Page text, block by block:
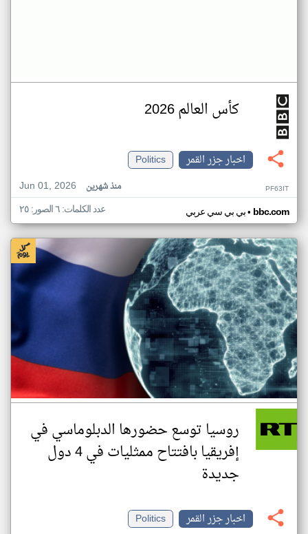
كأس العالم 2026
اخبار جزر القمر
Politics
Jun 01, 2026
منذ شهرين PF63IT
بي بي سي عربي• bbc.com عدد الكلمات: ٦ الصور: ٢٥
روسيا توسع حضورها الدبلوماسي في
إفريقيا بافتتاح ممثليات في 4 دول
جديدة
اخبار جزر القمر
Politics